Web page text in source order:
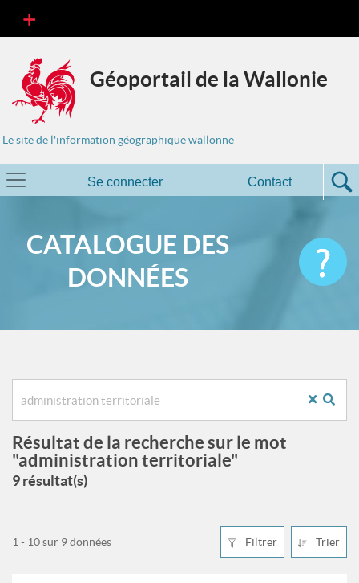
Géoportail de la Wallonie
Le site de l'information géographique wallonne
Se connecter Contact
CATALOGUE DES
DONNÉES
Résultat de la recherche sur le mot
"administration territoriale"
9 résultat(s)
Filtrer Trier
1 - 10 sur 9 données